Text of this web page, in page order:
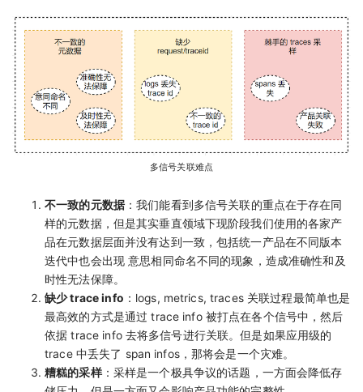
多信号关联难点
不一致的元数据：我们能看到多信号关联的重点在于存在同
样的元数据，但是其实垂直领域下现阶段我们使用的各家产
品在元数据层面并没有达到一致，包括统一产品在不同版本
迭代中也会出现 意思相同命名不同的现象，造成准确性和及
时性无法保障。
缺少 trace info ：logs, metrics, traces 关联过程最简单也是
最高效的方式是通过 trace info 被打点在各个信号中，然后
依据 trace info 去将多信号进行关联。但是如果应用级的
trace 中丢失了 span infos，那将会是一个灾难。
糟糕的采样：采样是一个极具争议的话题，一方面会降低存